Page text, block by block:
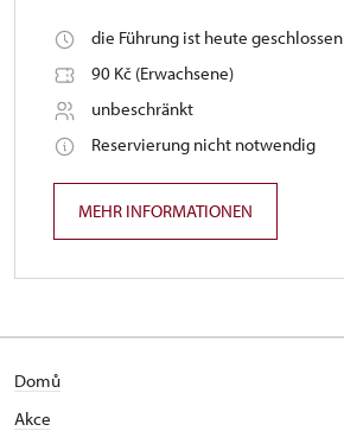
die Führung ist heute geschlossen
90 Kč (Erwachsene)
unbeschränkt
Reservierung nicht notwendig
MEHR INFORMATIONEN
Domů
Akce